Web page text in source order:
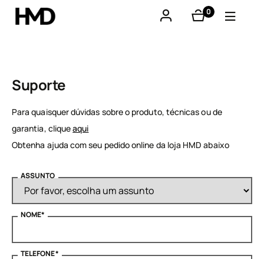
0
produtos
Smartphones
Telemóveis básicos
Acessórios
Ofertas
Suporte
Para quaisquer dúvidas sobre o produto, técnicas ou de
garantia, cliqueaqui
Obtenha ajuda com seu pedido online da loja HMD abaixo
ASSUNTO
NOME*
TELEFONE*